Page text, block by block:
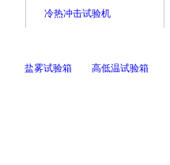
冷热冲击试验机
盐雾试验箱 高低温试验箱